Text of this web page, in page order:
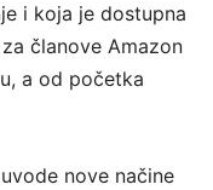
i koja je dostupna
članove Amazon
a od početka
nove načine